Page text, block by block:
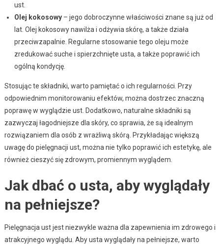
ust.
Olej kokosowy– jego dobroczynne właściwości znane są już od
lat. Olej kokosowy nawilża i odżywia skórę, a także działa
przeciwzapalnie. Regularne stosowanie tego oleju może
zredukować suche i spierzchnięte usta, a także poprawić ich
ogólną kondycję.
Stosując te składniki, warto pamiętać o ich regularności. Przy
odpowiednim monitorowaniu efektów, można dostrzec znaczną
poprawę w wyglądzie ust. Dodatkowo, naturalne składniki są
zazwyczaj łagodniejsze dla skóry, co sprawia, że są idealnym
rozwiązaniem dla osób z wrażliwą skórą. Przykładając większą
uwagę do pielęgnacji ust, można nie tylko poprawić ich estetykę, ale
również cieszyć się zdrowym, promiennym wyglądem.
Jak dbać o usta, aby wyglądały
na pełniejsze?
Pielęgnacja ust jest niezwykle ważna dla zapewnienia im zdrowego i
atrakcyjnego wyglądu. Aby usta wyglądały na pełniejsze, warto